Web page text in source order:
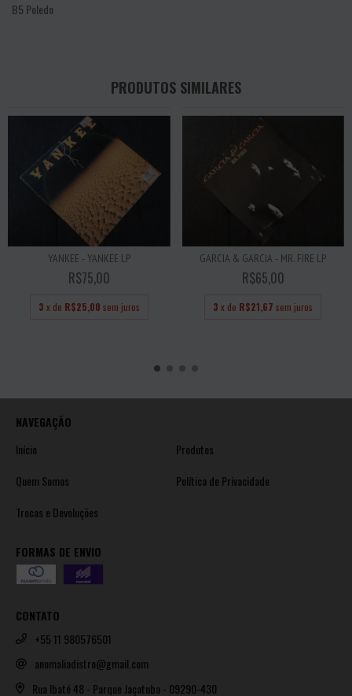
B5 Poledo
PRODUTOS SIMILARES
YANKEE - YANKEE LP
R$75,00
3 x de R$25,00 sem juros
GARCIA & GARCIA - MR. FIRE LP
R$65,00
3 x de R$21,67 sem juros
NAVEGAÇÃO
Início
Produtos
Quem Somos
Política de Privacidade
Trocas e Devoluções
FORMAS DE ENVIO
CONTATO
+55 11 980576501
anomaliadistro@gmail.com
Rua Ibaté 48 - Parque Jaçatuba - 09290-430